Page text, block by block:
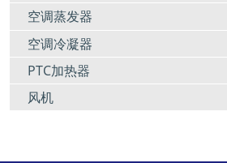
空调蒸发器
空调冷凝器
PTC加热器
风机